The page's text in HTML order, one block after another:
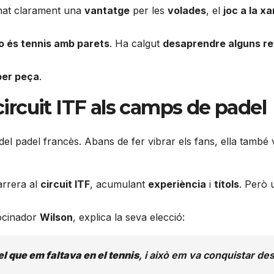
clarament una vantatge per les volades, el joc a la
és tennis amb parets. Ha calgut desaprendre alguns
peça.
ITF als camps de padel
padel francès. Abans de fer vibrar els fans, ella
al circuit ITF, acumulant experiència i títols. Però
Wilson, explica la seva elecció:
que em faltava en el tennis, i això em va conquistar